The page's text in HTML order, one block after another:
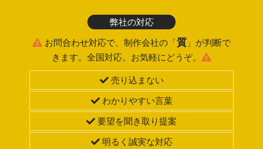
弊社の対応
お問合わせ対応で、制作会社の「質」が判断で
きます。全国対応。お気軽にどうぞ。
売り込まない
わかりやすい言葉
要望を聞き取り提案
明るく誠実な対応